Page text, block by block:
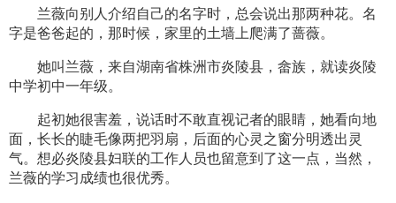
兰薇向别人介绍自己的名字时，总会说出那两种花。名
字是爸爸起的，那时候，家里的土墙上爬满了蔷薇。
她叫兰薇，来自湖南省株洲市炎陵县，畲族，就读炎陵
中学初中一年级。
起初她很害羞，说话时不敢直视记者的眼睛，她看向地
面，长长的睫毛像两把羽扇，后面的心灵之窗分明透出灵
气。想必炎陵县妇联的工作人员也留意到了这一点，当然，
兰薇的学习成绩也很优秀。